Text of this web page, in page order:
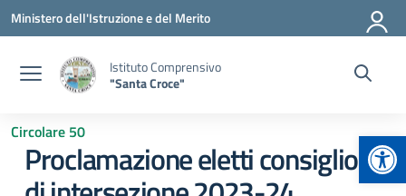
Vai ai contenuti
Vai al menu di navigazione
Vai al footer
Ministero dell'Istruzione e del Merito
Istituto Comprensivo
"Santa Croce"
Circolare 50
Proclamazione eletti consiglio